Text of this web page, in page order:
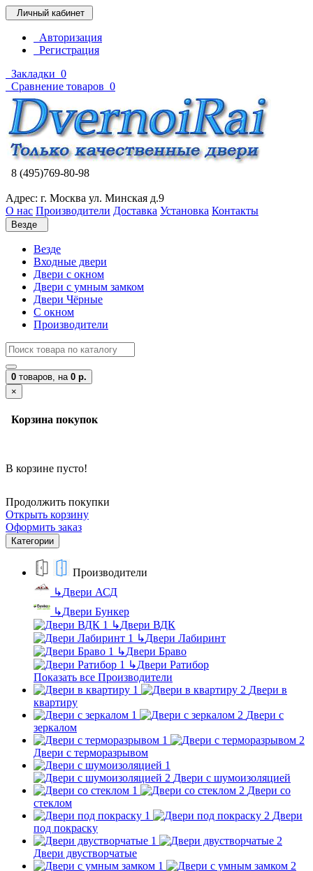
Личный кабинет
Авторизация
Регистрация
Закладки 0
Сравнение товаров 0
8 (495)769-80-98
Адрес: г. Москва ул. Минская д.9
О нас Производители Доставка Установка Контакты
Везде
Везде
Входные двери
Двери с окном
Двери с умным замком
Двери Чёрные
C окном
Производители
0 товаров, на 0 р.
×
Корзина покупок
В корзине пусто!
Продолжить покупки
Открыть корзину
Оформить заказ
Категории
Производители
↳Двери АСД
↳Двери Бункер
↳Двери ВДК
↳Двери Лабиринт
↳Двери Браво
↳Двери Ратибор
Показать все Производители
Двери в
квартиру
Двери с
зеркалом
Двери с терморазрывом
Двери с шумоизоляцией
Двери со
стеклом
Двери
под покраску
Двери двустворчатые